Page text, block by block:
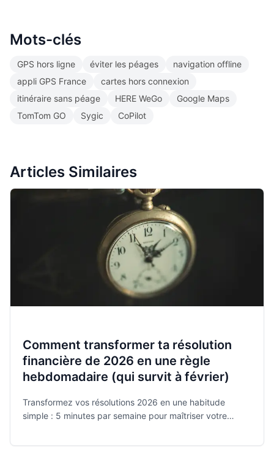
Mots-clés
GPS hors ligne éviter les péages
navigation offline
appli GPS France
cartes hors connexion
itinéraire sans péage
HERE WeGo
Google Maps
TomTom GO
Sygic CoPilot
Articles Similaires
Comment transformer ta résolution
financière de 2026 en une règle
hebdomadaire (qui survit à février)
Transformez vos résolutions 2026 en une habitude
simple : 5 minutes par semaine pour maîtriser votre